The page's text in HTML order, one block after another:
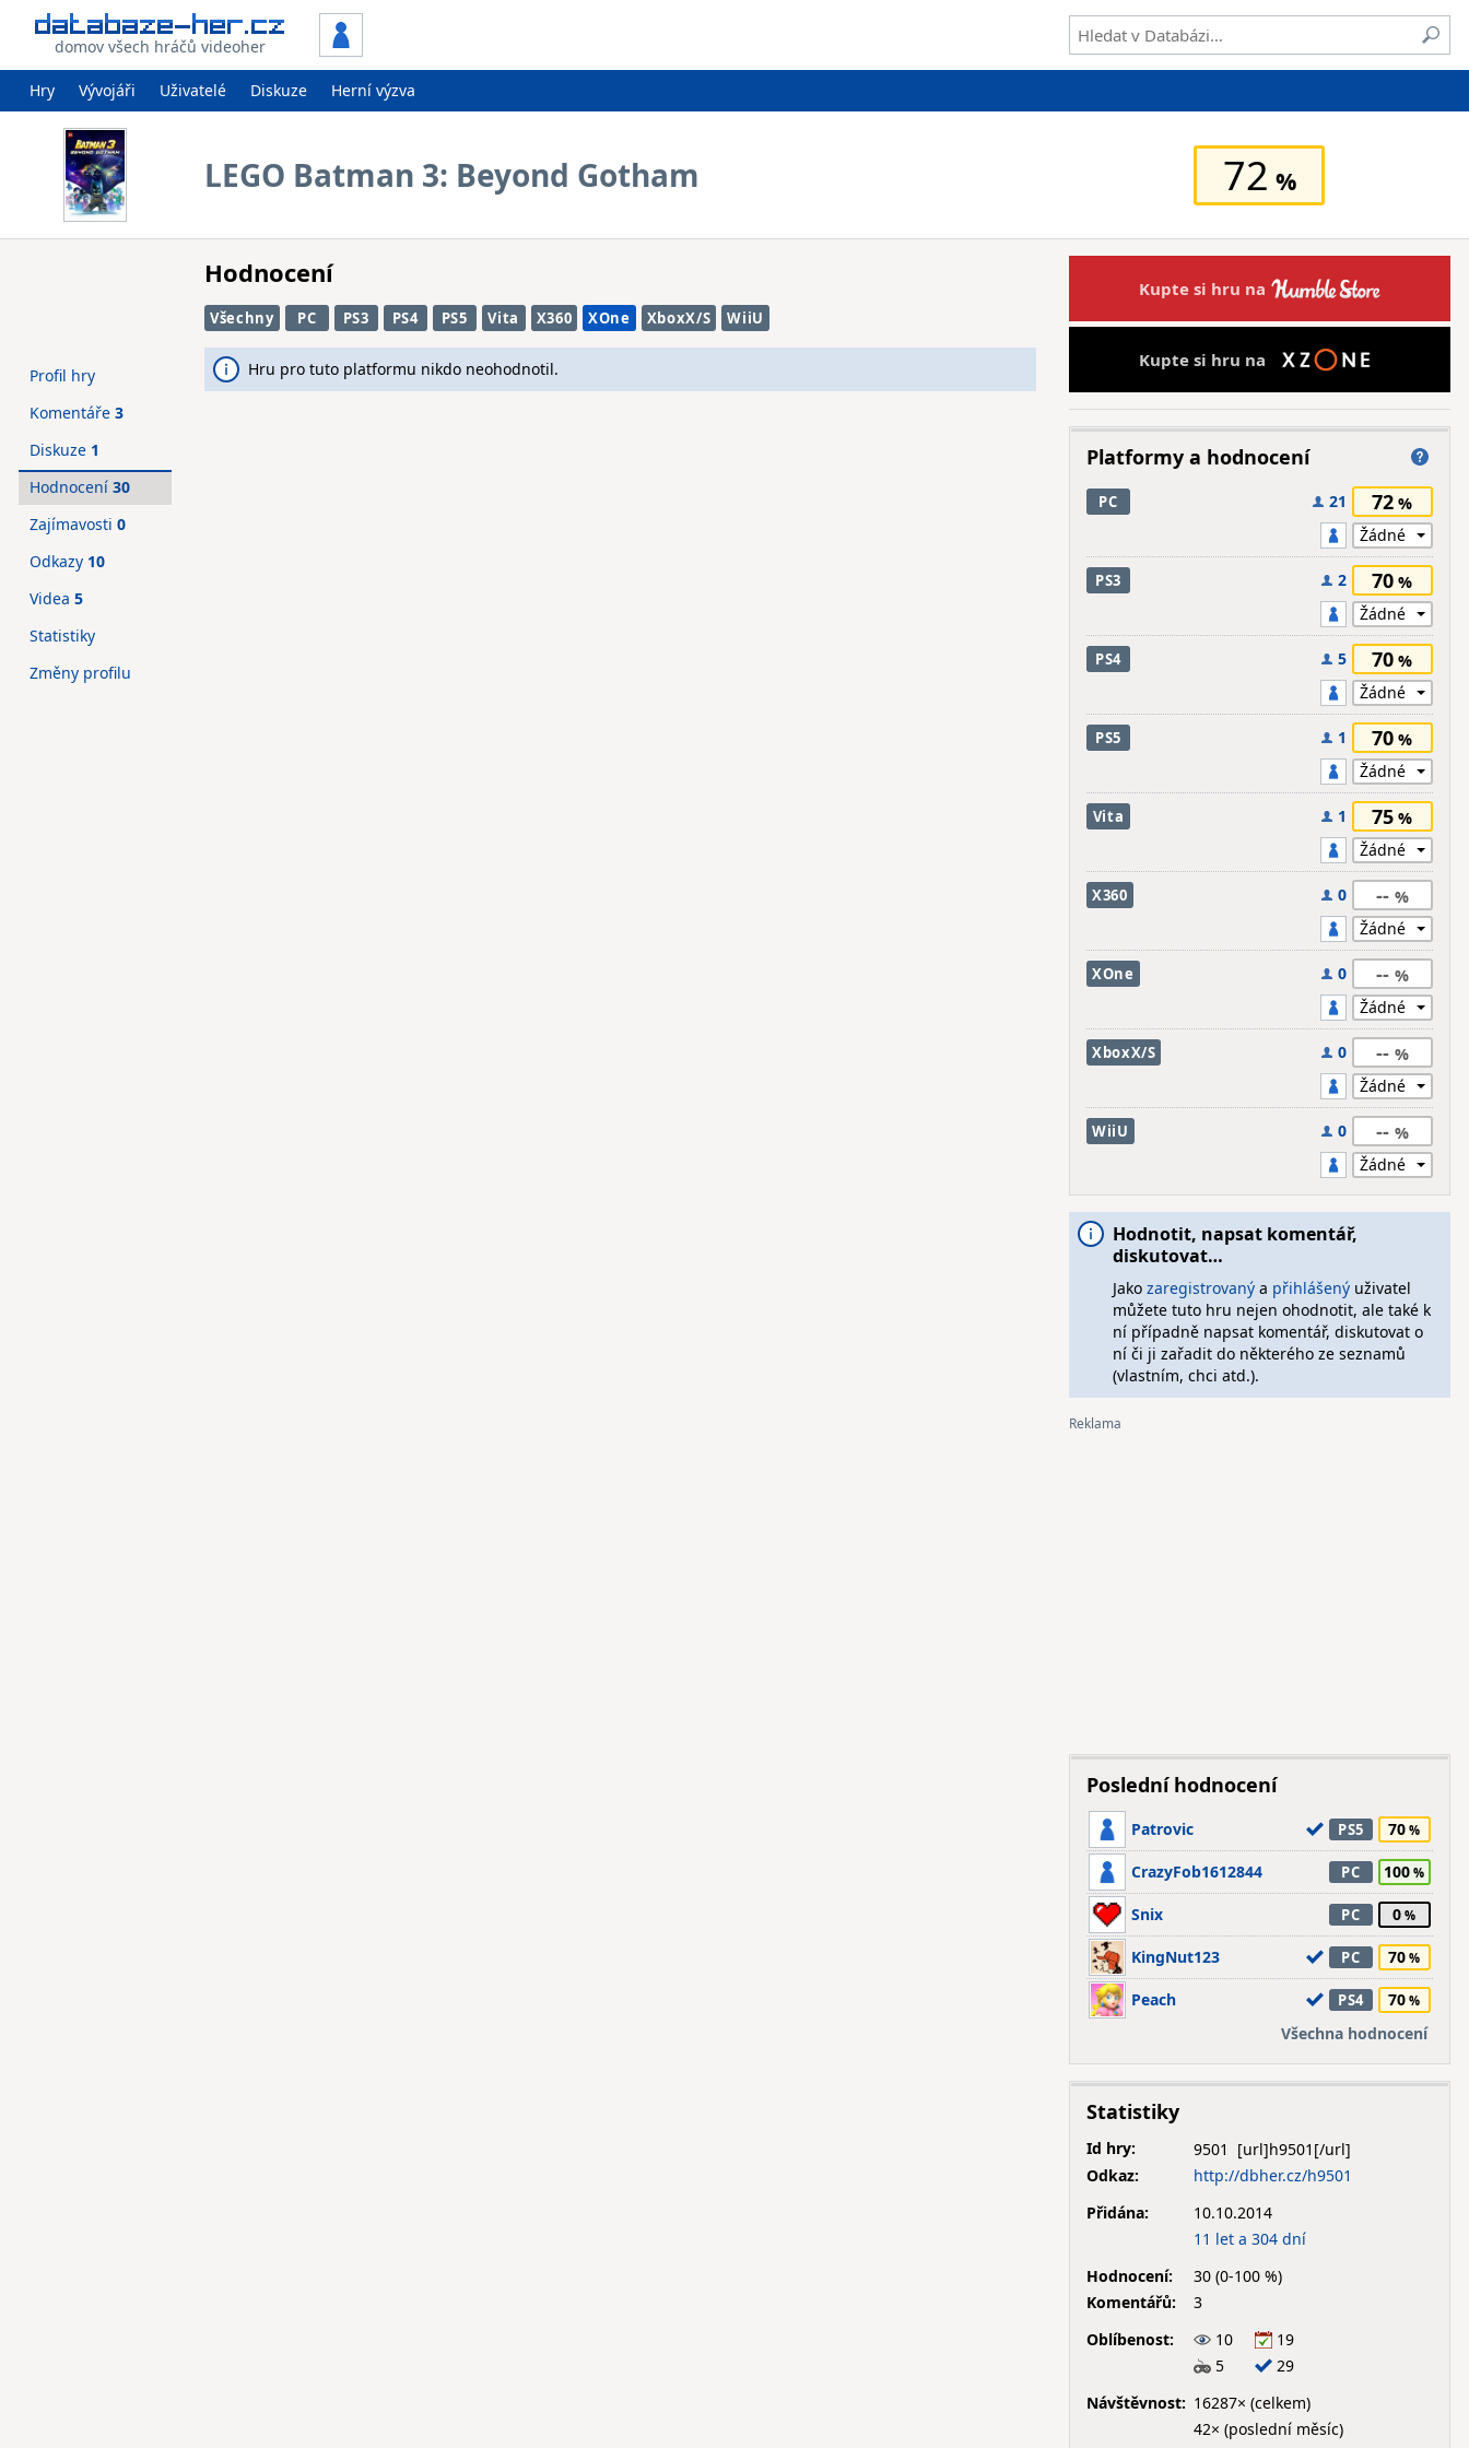
domov všech hráčů videoher
Hry Vývojáři Uživatelé Diskuze Herní výzva
LEGO Batman 3: Beyond Gotham 72
Hodnocení
Všechny PC PS3 PS4 PS5 Vita X360 XOne XboxX/S WiiU
Hru pro tuto platformu nikdo neohodnotil.
Profil hry
Komentáře 3
Diskuze 1
Hodnocení 30
Zajímavosti 0
Odkazy 10
Videa 5
Statistiky
Změny profilu
Kupte si hru na
Kupte si hru na
Platformy a hodnocení
PC 21 72
PS3 2 70
PS4 5 70
PS5 1 70
Vita 1 75
X360 0 --
XOne 0 --
XboxX/S 0 --
WiiU 0 --
Hodnotit, napsat komentář,
diskutovat…
Jako zaregistrovanýa přihlášenýuživatel
můžete tuto hru nejen ohodnotit, ale také k
ní případně napsat komentář, diskutovat o
ní či ji zařadit do některého ze seznamů
(vlastním, chci atd.).
Poslední hodnocení
Patrovic PS5 70
CrazyFob1612844 PC 100
Snix PC 0
KingNut123 PC 70
Peach PS4
70
Všechna hodnocení
Statistiky
Id hry:
9501
Odkaz:
http://dbher.cz/h9501
Přidána:
10.10.2014
11 let a 304 dní
Hodnocení:
30 (0-100 %)
Komentářů:
3
Oblíbenost:
10
19
5
29
Návštěvnost: 16287× (celkem)
42× (poslední měsíc)